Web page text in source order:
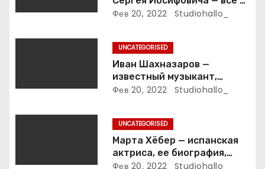
с
я
ветеране футбола России!
Фев 20, 2022 Studiohallo_
UNCATEGORISED
Иван Шахназаров —
известный музыкант,
композитор и продюсер —
Фев 20, 2022 Studiohallo_
UNCATEGORISED
Марта Хёбер — испанская
актриса, ее биография,
фото и интересные факты,
Фев 20, 2022 Studiohallo_